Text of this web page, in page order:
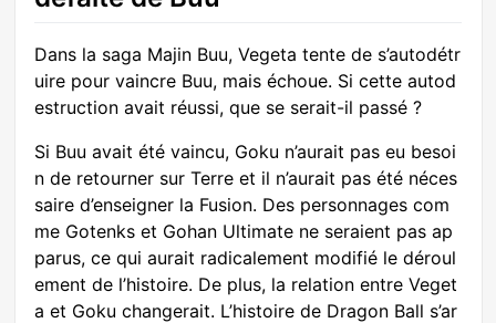
Dans la saga Majin Buu, Vegeta tente de s’autodétr
uire pour vaincre Buu, mais échoue. Si cette autod
estruction avait réussi, que se serait-il passé ?
Si Buu avait été vaincu, Goku n’aurait pas eu besoi
n de retourner sur Terre et il n’aurait pas été néces
saire d’enseigner la Fusion. Des personnages com
me Gotenks et Gohan Ultimate ne seraient pas ap
parus, ce qui aurait radicalement modifié le déroul
ement de l’histoire. De plus, la relation entre Veget
a et Goku changerait. L’histoire de Dragon Ball s’ar